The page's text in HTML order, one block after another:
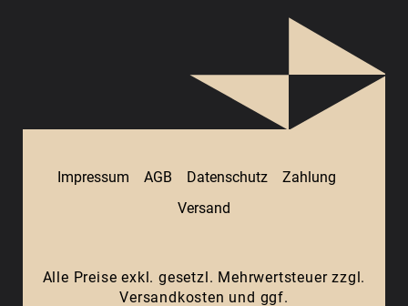
Impressum AGB Datenschutz
Zahlung
Versand
Alle Preise exkl. gesetzl. Mehrwertsteuer zzgl.
Versandkosten und ggf.